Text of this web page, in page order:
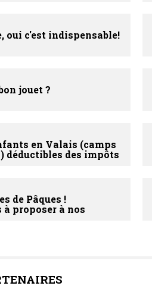
oui c'est indispensable!
jouet ?
en Valais (camps
déductibles des impôts
de Pâques !
proposer à nos